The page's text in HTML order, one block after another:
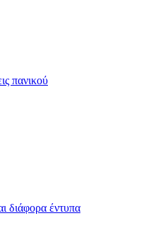
πανικού
διάφορα έντυπα